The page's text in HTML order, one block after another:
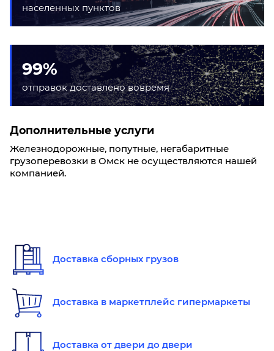
населенных пунктов
99%
отправок доставлено вовремя
Дополнительные услуги
Железнодорожные, попутные, негабаритные
грузоперевозки в Омск не осуществляются нашей
компанией.
Доставка сборных грузов
Доставка в маркетплейс гипермаркеты
Доставка от двери до двери